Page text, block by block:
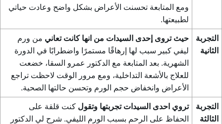
ومع المتابعة تحسنت الأعراض بشكل واضح وعادت حياتي
لطبيعتها.
التجربة
الثانية
حيث تروى إحدى السيدات من انها كانت تعاني من ورم
ليفي كبير سبب لها إرهاقًا مستمرًا واضطرابًا في الدورة
الشهرية. بعد المتابعة مع الدكتور عمرو السقا، خضعت
للعلاج بالأشعة التداخلية، ومع مرور الوقت لاحظت تراجع
الأعراض وانخفاض حجم الورم وتحسن حالتها الصحية.
التجربة
الثالثة
تروي احدى السيدات تجربتها وتقول كنت قلقة على
الحفاظ على الرحم بسبب الورم الليفي. شرح لي الدكتور